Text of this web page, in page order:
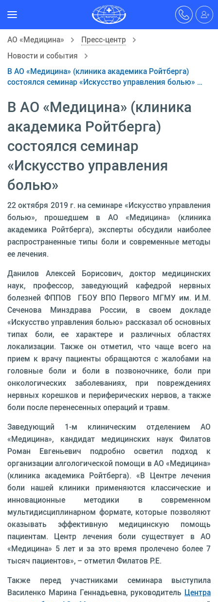
АО «Медицина»
Пресс-центр
Новости и события
В АО «Медицина» (клиника академика Ройтберга)
состоялся семинар «Искусство управления болью» …
В АО «Медицина» (клиника
академика Ройтберга)
состоялся семинар
«Искусство управления
болью»
22 октября 2019 г. на семинаре «Искусство управления
болью», прошедшем в АО «Медицина» (клиника
академика Ройтберга), эксперты обсудили наиболее
распространенные типы боли и современные методы
ее лечения.
Данилов Алексей Борисович, доктор медицинских
наук, профессор, заведующий кафедрой нервных
болезней ФППОВ ГБОУ ВПО Первого МГМУ им. И.М.
Сеченова Минздрава России, в своем докладе
«Искусство управления болью» рассказал об основных
типах боли, ее характере и различных областях
локализации. Также он отметил, что чаще всего на
прием к врачу пациенты обращаются с жалобами на
головные боли и боли в позвоночнике, боли при
онкологических заболеваниях, при повреждениях
нервных корешков и периферических нервов, а также
боли после перенесенных операций и травм.
Заведующий 1-м клиническим отделением АО
«Медицина», кандидат медицинских наук Филатов
Роман Евгеньевич подробно осветил подход к
организации алгологической помощи в АО «Медицина»
(клиника академика Ройтберга). «В Центре лечения
боли нашей клиники применяются классические и
инновационные методики в современном
мультидисциплинарном формате, которые позволяют
оказывать эффективную медицинскую помощь
пациентам. Центр лечения боли существует в АО
«Медицина» 5 лет и за это время пролечено более 7
тысяч пациентов», – отметил Филатов Р.Е.
Также перед участниками семинара выступила
Василенко Марина Геннадьевна, руководитель Центра